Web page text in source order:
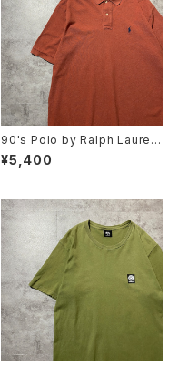
90's Polo by Ralph Lauren
ポロバイラルフローレン 刺繍
ワンポイント ポニー ブラウ
¥5,400